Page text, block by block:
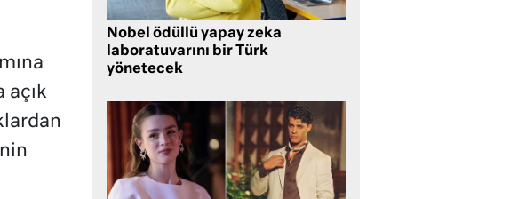
açık
Nobel ödüllü yapay zeka
laboratuvarını bir Türk
yönetecek